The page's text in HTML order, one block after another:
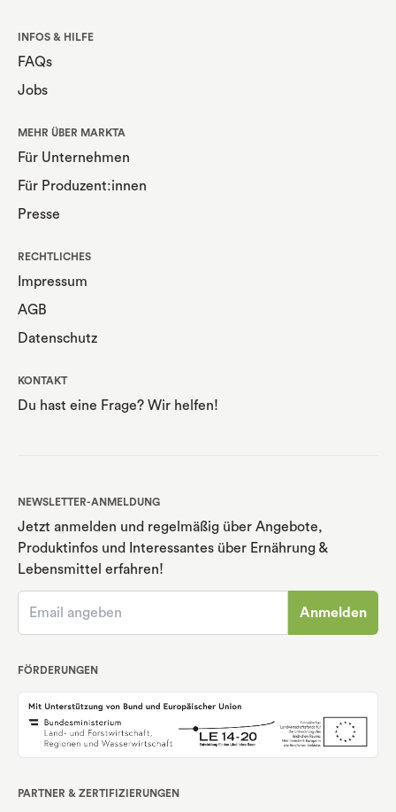
INFOS & HILFE
FAQs
Jobs
MEHR ÜBER MARKTA
Für Unternehmen
Für Produzent:innen
Presse
RECHTLICHES
Impressum
AGB
Datenschutz
KONTAKT
Du hast eine Frage? Wir helfen!
NEWSLETTER-ANMELDUNG
Jetzt anmelden und regelmäßig über Angebote,
Produktinfos und Interessantes über Ernährung &
Lebensmittel erfahren!
Anmelden
FÖRDERUNGEN
PARTNER & ZERTIFIZIERUNGEN